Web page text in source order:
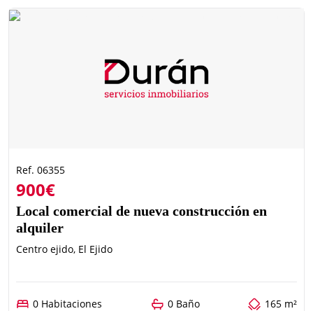
Ref. 06355
900€
Local comercial de nueva construcción en
alquiler
Centro ejido, El Ejido
0 Habitaciones 0 Baño 165 m²